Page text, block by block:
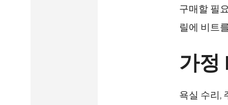
구매할 필
릴에 비트
가정
욕실 수리,